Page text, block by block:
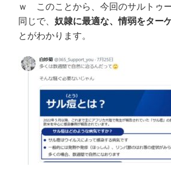
ｗ このことから、今回のサルトゥ
同じで、 奴隷に最適な、情弱をター
とがわかります。